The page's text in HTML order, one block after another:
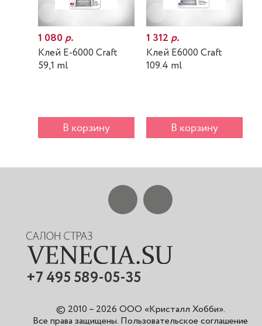
1 080р.
Клей E-6000 Craft
59,1 ml
В корзину
1 312р.
Клей E6000 Craft
109.4 ml
В корзину
+7 495 589-05-35
© 2010 – 2026 ООО «Кристалл Хобби».
Все права защищены. Пользовательское соглашение